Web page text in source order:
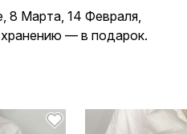
8 Марта, 14 Февраля,
— в подарок.